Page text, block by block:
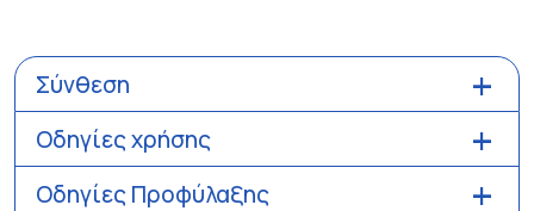
Σύνθεση
Οδηγίες χρήσης
Οδηγίες Προφύλαξης